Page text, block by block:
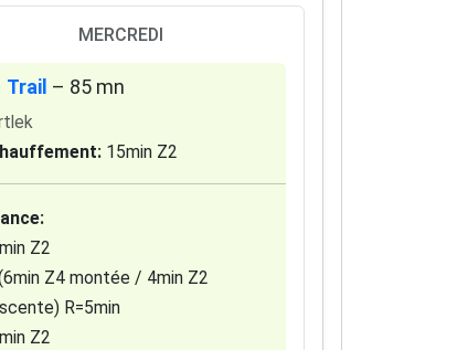
MERCREDI
Trail – 85 mn
15min Z2
Z2
Z4 montée / 4min Z2
R=5min
Z2